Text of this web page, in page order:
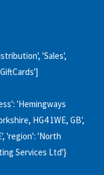
'Sales',
'Hemingways
HG4 1WE, GB',
'region': 'North
Services Ltd'}